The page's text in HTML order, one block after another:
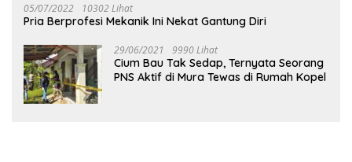
05/07/2022 10302 Lihat
Pria Berprofesi Mekanik Ini Nekat Gantung Diri
29/06/2021 9990 Lihat
Cium Bau Tak Sedap, Ternyata Seorang
PNS Aktif di Mura Tewas di Rumah Kopel